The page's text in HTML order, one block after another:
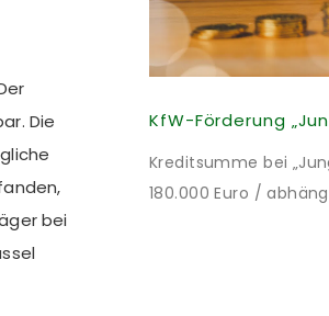
Die
bei
Kreditsumme bei
180.000 Euro /